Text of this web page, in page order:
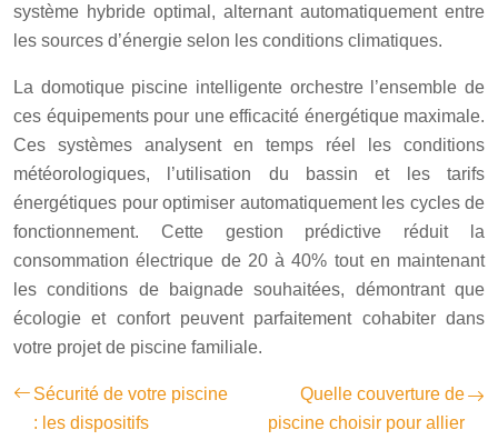
système hybride optimal, alternant automatiquement entre
les sources d’énergie selon les conditions climatiques.
La domotique piscine intelligente orchestre l’ensemble de
ces équipements pour une efficacité énergétique maximale.
Ces systèmes analysent en temps réel les conditions
météorologiques, l’utilisation du bassin et les tarifs
énergétiques pour optimiser automatiquement les cycles de
fonctionnement. Cette gestion prédictive réduit la
consommation électrique de 20 à 40% tout en maintenant
les conditions de baignade souhaitées, démontrant que
écologie et confort peuvent parfaitement cohabiter dans
votre projet de piscine familiale.
Sécurité de votre piscine
: les dispositifs
Quelle couverture de
piscine choisir pour allier